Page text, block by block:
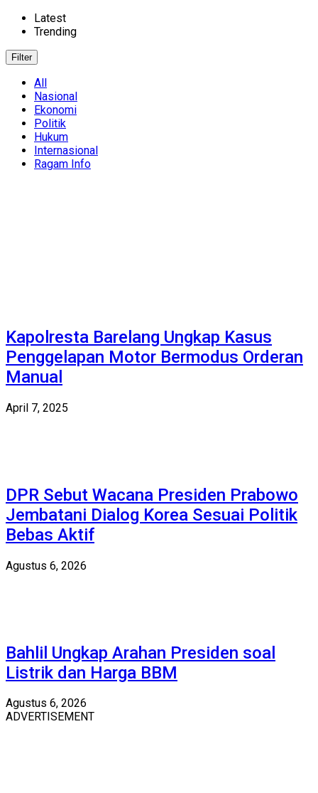
Latest
Trending
Filter
All
Nasional
Ekonomi
Politik
Hukum
Internasional
Ragam Info
Kapolresta Barelang Ungkap Kasus
Penggelapan Motor Bermodus Orderan
Manual
April 7, 2025
DPR Sebut Wacana Presiden Prabowo
Jembatani Dialog Korea Sesuai Politik
Bebas Aktif
Agustus 6, 2026
Bahlil Ungkap Arahan Presiden soal
Listrik dan Harga BBM
Agustus 6, 2026
ADVERTISEMENT